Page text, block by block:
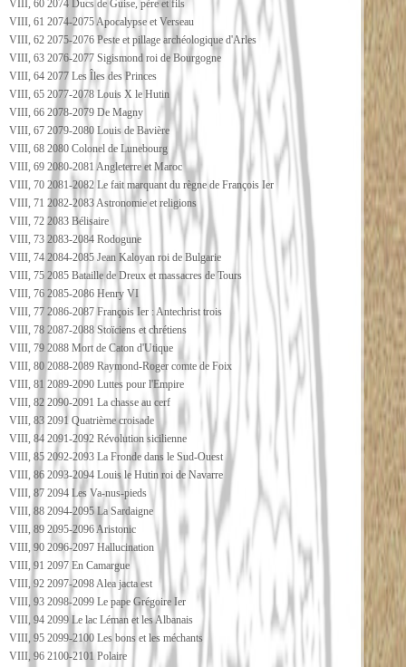
VIII, 60 2074 Ducs de Guise, père et fils
VIII, 61 2074-2075 Apocalypse et Verseau
VIII, 62 2075-2076 Peste et pillage archéologique d'Arles
VIII, 63 2076-2077 Sigismond roi de Bourgogne
VIII, 64 2077 Les Îles des Princes
VIII, 65 2077-2078 Louis X le Hutin
VIII, 66 2078-2079 De Magny
VIII, 67 2079-2080 Louis de Bavière
VIII, 68 2080 Colonel de Lunebourg
VIII, 69 2080-2081 Angleterre et Maroc
VIII, 70 2081-2082 Le fait marquant du règne de François Ier
VIII, 71 2082-2083 Astronomie et religions
VIII, 72 2083 Bélisaire
VIII, 73 2083-2084 Rodogune
VIII, 74 2084-2085 Jean Kaloyan roi de Bulgarie
VIII, 75 2085 Bataille de Dreux et massacres de Tours
VIII, 76 2085-2086 Henry VI
VIII, 77 2086-2087 François Ier : Antechrist trois
VIII, 78 2087-2088 Stoïciens et chrétiens
VIII, 79 2088 Mort de Caton d'Utique
VIII, 80 2088-2089 Raymond-Roger comte de Foix
VIII, 81 2089-2090 Luttes pour l'Empire
VIII, 82 2090-2091 La chasse au cerf
VIII, 83 2091 Quatrième croisade
VIII, 84 2091-2092 Révolution sicilienne
VIII, 85 2092-2093 La Fronde dans le Sud-Ouest
VIII, 86 2093-2094 Louis le Hutin roi de Navarre
VIII, 87 2094 Les Va-nus-pieds
VIII, 88 2094-2095 La Sardaigne
VIII, 89 2095-2096 Aristonic
VIII, 90 2096-2097 Hallucination
VIII, 91 2097 En Camargue
VIII, 92 2097-2098 Alea jacta est
VIII, 93 2098-2099 Le pape Grégoire Ier
VIII, 94 2099 Le lac Léman et les Albanais
VIII, 95 2099-2100 Les bons et les méchants
VIII, 96 2100-2101 Polaire